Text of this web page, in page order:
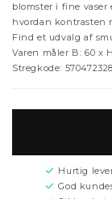
blomster i fine vaser
hvordan kontrasten
Find et udvalg af
Varen måler B: 60 x
Stregkode:
Hurtig
God